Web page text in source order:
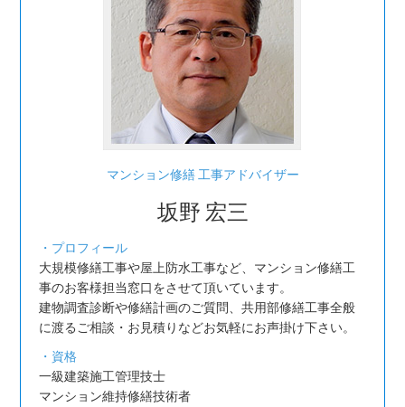
マンション修繕 工事アドバイザー
坂野 宏三
・プロフィール
大規模修繕工事や屋上防水工事など、マンション修繕工
事のお客様担当窓口をさせて頂いています。
建物調査診断や修繕計画のご質問、共用部修繕工事全般
に渡るご相談・お見積りなどお気軽にお声掛け下さい。
・資格
一級建築施工管理技士
マンション維持修繕技術者